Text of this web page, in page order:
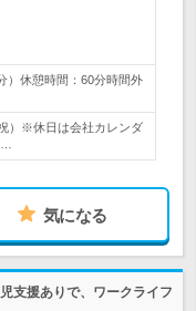
）休憩時間：60分時間外
）※休日は会社カレンダ
気になる
支援ありで、ワークライフ